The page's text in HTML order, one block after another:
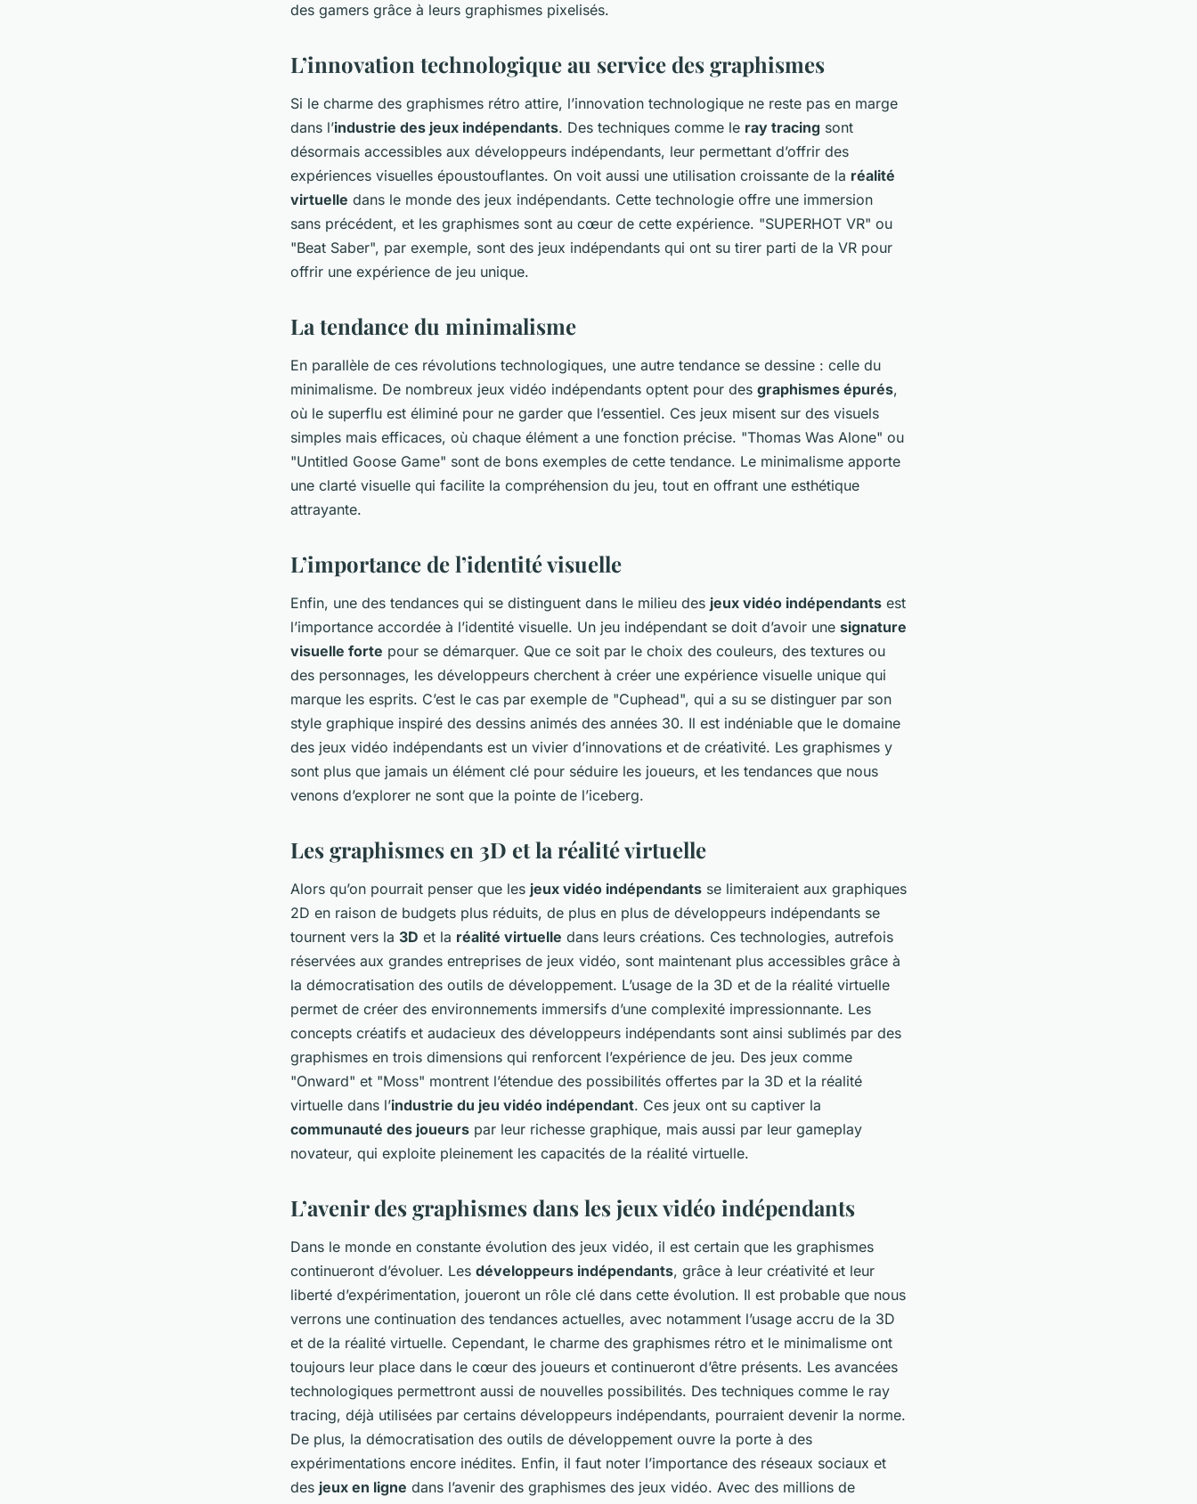
des gamers grâce à leurs graphismes pixelisés.
L’innovation technologique au service des graphismes
Si le charme des graphismes rétro attire, l’innovation technologique ne reste pas en marge
dans l’industrie des jeux indépendants. Des techniques comme le ray tracing sont
désormais accessibles aux développeurs indépendants, leur permettant d’offrir des
expériences visuelles époustouflantes. On voit aussi une utilisation croissante de la réalité
virtuelle dans le monde des jeux indépendants. Cette technologie offre une immersion
sans précédent, et les graphismes sont au cœur de cette expérience. "SUPERHOT VR" ou
"Beat Saber", par exemple, sont des jeux indépendants qui ont su tirer parti de la VR pour
offrir une expérience de jeu unique.
La tendance du minimalisme
En parallèle de ces révolutions technologiques, une autre tendance se dessine : celle du
minimalisme. De nombreux jeux vidéo indépendants optent pour des graphismes épurés,
où le superflu est éliminé pour ne garder que l’essentiel. Ces jeux misent sur des visuels
simples mais efficaces, où chaque élément a une fonction précise. "Thomas Was Alone" ou
"Untitled Goose Game" sont de bons exemples de cette tendance. Le minimalisme apporte
une clarté visuelle qui facilite la compréhension du jeu, tout en offrant une esthétique
attrayante.
L’importance de l’identité visuelle
Enfin, une des tendances qui se distinguent dans le milieu des jeux vidéo indépendants est
l’importance accordée à l’identité visuelle. Un jeu indépendant se doit d’avoir une signature
visuelle forte pour se démarquer. Que ce soit par le choix des couleurs, des textures ou
des personnages, les développeurs cherchent à créer une expérience visuelle unique qui
marque les esprits. C’est le cas par exemple de "Cuphead", qui a su se distinguer par son
style graphique inspiré des dessins animés des années 30. Il est indéniable que le domaine
des jeux vidéo indépendants est un vivier d’innovations et de créativité. Les graphismes y
sont plus que jamais un élément clé pour séduire les joueurs, et les tendances que nous
venons d’explorer ne sont que la pointe de l’iceberg.
Les graphismes en 3D et la réalité virtuelle
Alors qu’on pourrait penser que les jeux vidéo indépendants se limiteraient aux graphiques
2D en raison de budgets plus réduits, de plus en plus de développeurs indépendants se
tournent vers la 3D et la réalité virtuelle dans leurs créations. Ces technologies, autrefois
réservées aux grandes entreprises de jeux vidéo, sont maintenant plus accessibles grâce à
la démocratisation des outils de développement. L’usage de la 3D et de la réalité virtuelle
permet de créer des environnements immersifs d’une complexité impressionnante. Les
concepts créatifs et audacieux des développeurs indépendants sont ainsi sublimés par des
graphismes en trois dimensions qui renforcent l’expérience de jeu. Des jeux comme
"Onward" et "Moss" montrent l’étendue des possibilités offertes par la 3D et la réalité
virtuelle dans l’industrie du jeu vidéo indépendant. Ces jeux ont su captiver la
communauté des joueurs par leur richesse graphique, mais aussi par leur gameplay
novateur, qui exploite pleinement les capacités de la réalité virtuelle.
L’avenir des graphismes dans les jeux vidéo indépendants
Dans le monde en constante évolution des jeux vidéo, il est certain que les graphismes
continueront d’évoluer. Les développeurs indépendants, grâce à leur créativité et leur
liberté d’expérimentation, joueront un rôle clé dans cette évolution. Il est probable que nous
verrons une continuation des tendances actuelles, avec notamment l’usage accru de la 3D
et de la réalité virtuelle. Cependant, le charme des graphismes rétro et le minimalisme ont
toujours leur place dans le cœur des joueurs et continueront d’être présents. Les avancées
technologiques permettront aussi de nouvelles possibilités. Des techniques comme le ray
tracing, déjà utilisées par certains développeurs indépendants, pourraient devenir la norme.
De plus, la démocratisation des outils de développement ouvre la porte à des
expérimentations encore inédites. Enfin, il faut noter l’importance des réseaux sociaux et
des jeux en ligne dans l’avenir des graphismes des jeux vidéo. Avec des millions de